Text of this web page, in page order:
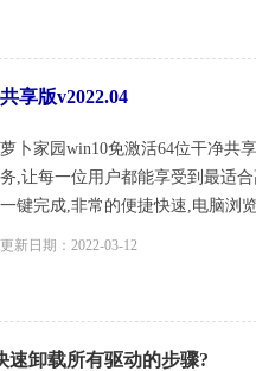
享版v2022.04
萝卜家园win10免激活64位干净共
务,让每一位用户都能享受到最适
一键完成,非常的便捷快速,电脑浏
更新日期：2022-03-12
速卸载所有驱动的步骤?